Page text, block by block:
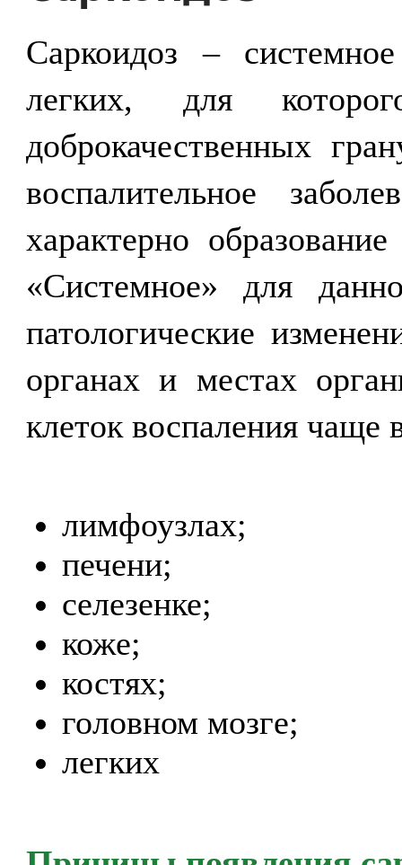
Саркоидоз – системное
легких, для
доброкачественных
воспалительное
характерно
«Системное» для
патологические
органах и местах
клеток воспаления чаще
лимфоузлах;
печени;
селезенке;
коже;
костях;
головном мозге;
легких